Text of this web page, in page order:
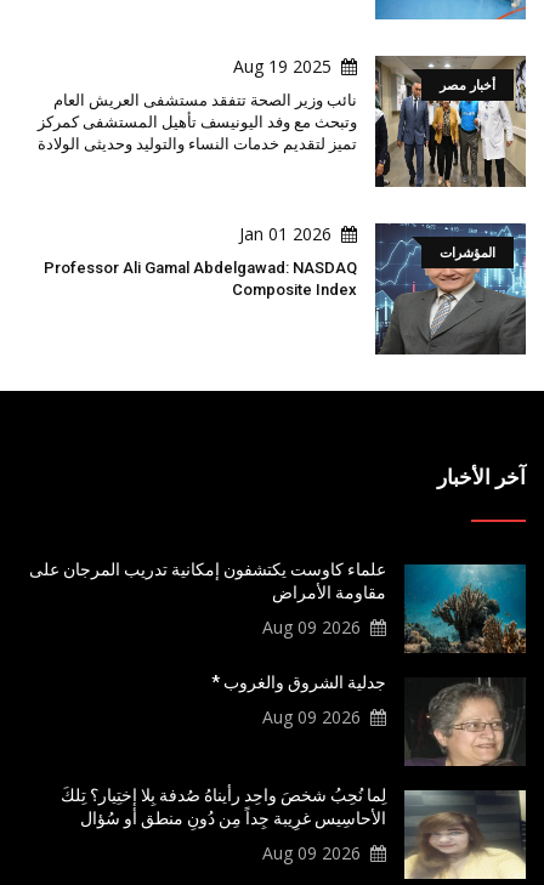
أخبار مصر
2025 Aug 19
نائب وزير الصحة تتفقد مستشفى العريش العام
وتبحث مع وفد اليونيسف تأهيل المستشفى كمركز
تميز لتقديم خدمات النساء والتوليد وحديثى الولادة
المؤشرات
2026 Jan 01
Professor Ali Gamal Abdelgawad: NASDAQ
Composite Index
آخر الأخبار
علماء كاوست يكتشفون إمكانية تدريب المرجان على
مقاومة الأمراض
2026 Aug 09
جدلية الشروق والغروب *
2026 Aug 09
لِما نُحِبُ شخصَ واحِد رأيناهُ صُدفة بِلا إختِيار؟ تِلكَ
الأحاسِيس غرِيبة جِداً مِن دُونِ منطق أو سُؤال
2026 Aug 09